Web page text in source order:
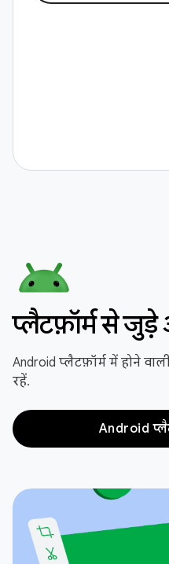
प्लैटफ़ॉर्म से
Android प्लैटफ़ॉर्म में होने
रहें.
Android